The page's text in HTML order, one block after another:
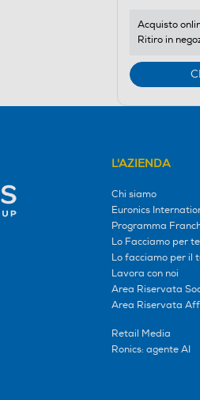
Acquisto
Ritiro in
L'AZIENDA
Chi siamo
Euronics
Programma
Lo Facciamo per
Lo facciamo per il
Lavora con noi
Area Riservata
Area Riservata
Retail Media
Ronics: agente AI